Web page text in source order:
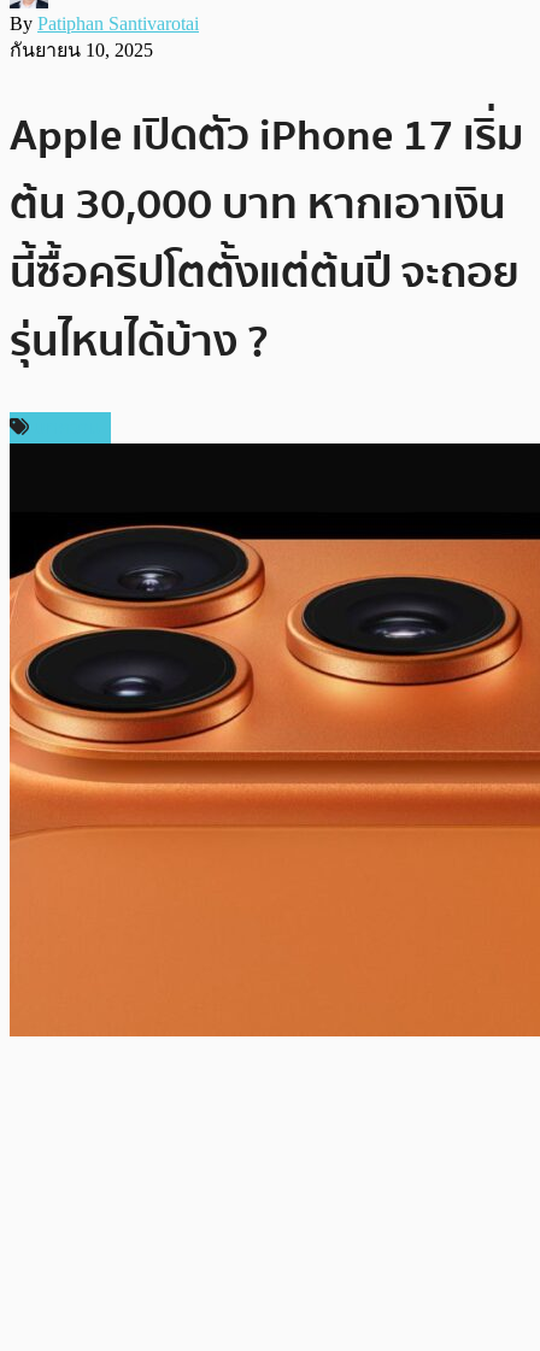
By Patiphan Santivarotai
กันยายน 10, 2025
Apple เปิดตัว iPhone 17 เริ่ม
ต้น 30,000 บาท หากเอาเงิน
นี้ซื้อคริปโตตั้งแต่ต้นปี จะถอย
รุ่นไหนได้บ้าง ?